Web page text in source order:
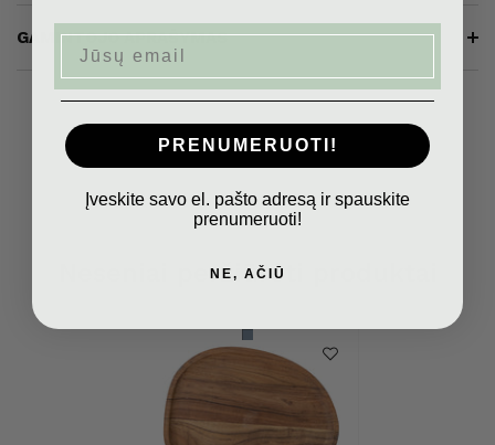
GAMINTOJO APRAŠYMAS
Neseniai peržiūrėti produktai
PRENUMERUOTI!
Įveskite savo el. pašto adresą ir spauskite
prenumeruoti!
NE, AČIŪ